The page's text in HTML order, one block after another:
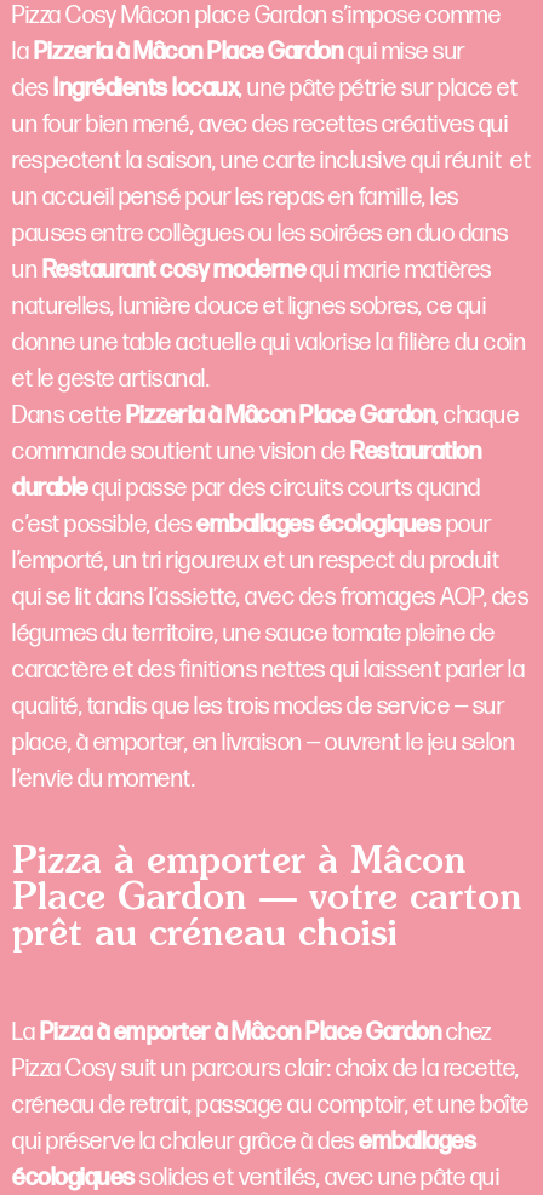
Pizza Cosy Mâcon place Gardon s’impose comme
laPizzeria à Mâcon Place Gardonqui mise sur
desIngrédients locaux, une pâte pétrie sur place et
un four bien mené, avec des recettes créatives qui
respectent la saison, une carte inclusive qui réunit et
un accueil pensé pour les repas en famille, les
pauses entre collègues ou les soirées en duo dans
un Restaurant cosy modernequi marie matières
naturelles, lumière douce et lignes sobres, ce qui
donne une table actuelle qui valorise la filière du coin
et le geste artisanal.
Dans cettePizzeria à Mâcon Place Gardon, chaque
commande soutient une vision deRestauration
durablequi passe par des circuits courts quand
c’est possible, desemballages écologiquespour
l’emporté, un tri rigoureux et un respect du produit
qui se lit dans l’assiette, avec des fromages AOP, des
légumes du territoire, une sauce tomate pleine de
caractère et des finitions nettes qui laissent parler la
qualité, tandis que les trois modes de service — sur
place, à emporter, en livraison — ouvrent le jeu selon
l’envie du moment.
Pizza à emporter à Mâcon
Place Gardon — votre carton
prêt au créneau choisi
LaPizza à emporter à Mâcon Place Gardonchez
Pizza Cosy suit un parcours clair: choix de la recette,
créneau de retrait, passage au comptoir, et une boîte
qui préserve la chaleur grâce à desemballages
écologiquessolides et ventilés, avec une pâte qui